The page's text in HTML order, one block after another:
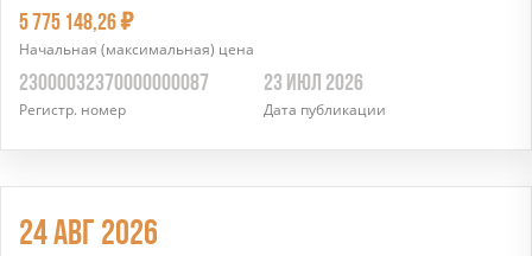
5 775 148,267
Начальная (максимальная) цена
23000032370000000087
Регистр. номер
23 ИЮЛ 2026
Дата публикации
24 АВГ 2026